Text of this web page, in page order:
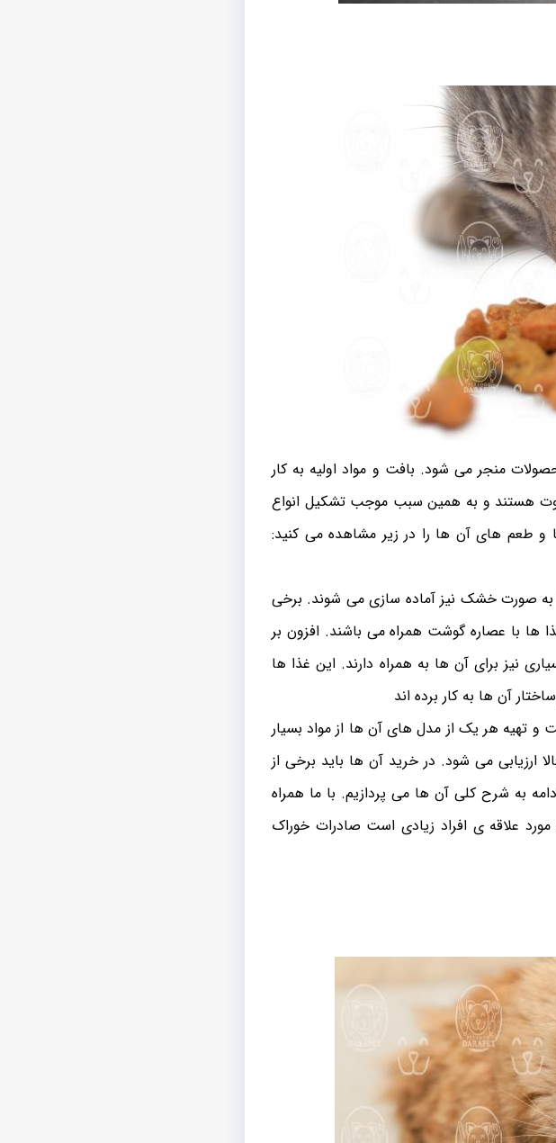
منجر می شود. بافت و مواد اولیه به کار
هستند و به همین سبب موجب تشکیل انواع
طعم های آن ها را در زیر مشاهده می کنید:
به صورت خشک نیز آماده سازی می شوند. برخی
ها با عصاره گوشت همراه می باشند. افزون بر
نیز برای آن ها به همراه دارند. این غذا ها
آن ها به کار برده اند
تهیه هر یک از مدل های آن ها از مواد بسیار
ارزیابی می شود. در خرید آن ها باید برخی از
به شرح کلی آن ها می پردازیم. با ما همراه
علاقه ی افراد زیادی است صادرات خوراک